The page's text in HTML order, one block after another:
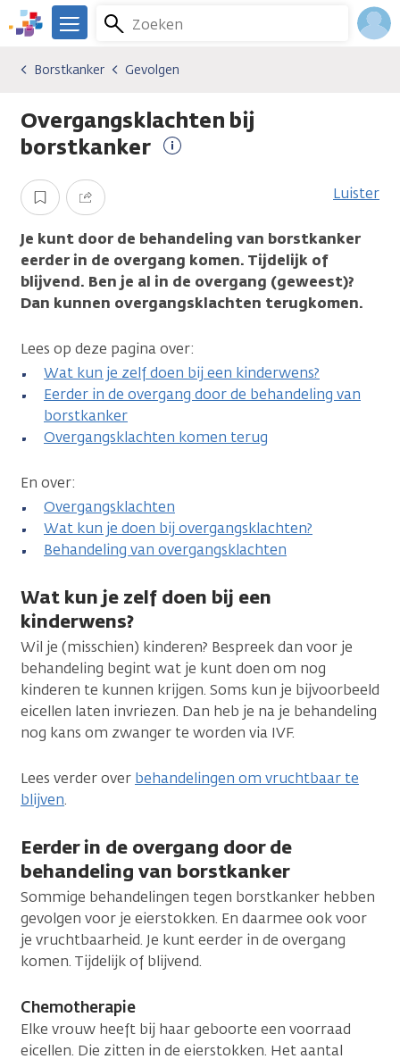
Overslaan
en
gaan
We
er
je.
Kanker.nl
Zoeken
Menu
Kankersoorten
Borstkanker
Gevolgen
Borstkanker Gevolgen
Overgangsklachten bij
borstkanker
Opslaan Delen Luister
Je kunt door de behandeling van borstkanker
eerder in de overgang komen. Tijdelijk of
blijvend. Ben je al in de overgang (geweest)?
Dan kunnen overgangsklachten terugkomen.
Lees op deze pagina over:
Wat kun je zelf doen bij een kinderwens?
Eerder in de overgang door de behandeling van
borstkanker
Overgangsklachten komen terug
En over:
Overgangsklachten
Wat kun je doen bij overgangsklachten?
Behandeling van overgangsklachten
Wat kun je zelf doen bij een
kinderwens?
Wil je (misschien) kinderen? Bespreek dan voor je
behandeling begint wat je kunt doen om nog
kinderen te kunnen krijgen. Soms kun je bijvoorbeeld
eicellen laten invriezen. Dan heb je na je behandeling
nog kans om zwanger te worden via IVF.
Lees verder over behandelingen om vruchtbaar te
blijven.
Eerder in de overgang door de
behandeling van borstkanker
Sommige behandelingen tegen borstkanker hebben
gevolgen voor je eierstokken. En daarmee ook voor
je vruchtbaarheid. Je kunt eerder in de overgang
komen. Tijdelijk of blijvend.
Chemotherapie
Elke vrouw heeft bij haar geboorte een voorraad
eicellen. Die zitten in de eierstokken. Het aantal